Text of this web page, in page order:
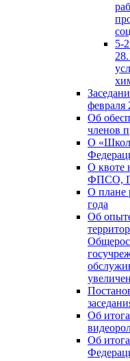
5-
февраля
Об
членов
О
О квоте
ФПСО,
О плане
года
Об
Об
Об